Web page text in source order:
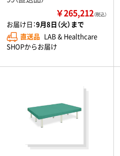
￥265,212（税込）
お届け日：9月8日（火）まで
直送品 LAB & Healthcare
SHOPからお届け